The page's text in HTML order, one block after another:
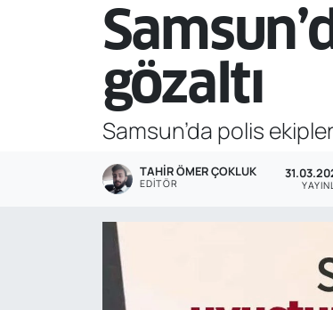
gözaltı
Samsun’da polis
TAHIR ÖMER ÇOKLUK
EDITÖR
Gündem
Özel Haber
POLİTİKA